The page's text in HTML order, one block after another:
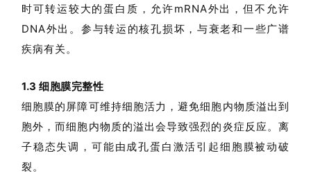
时可转运较大的蛋白质，允许mRNA外出，但不允许
DNA外出。参与转运的核孔损坏，与衰老和一些广谱
疾病有关。
1.3 细胞膜完整性
细胞膜的屏障可维持细胞活力，避免细胞内物质溢出到
胞外，而细胞内物质的溢出会导致强烈的炎症反应。离
子稳态失调，可能由成孔蛋白激活引起细胞膜被动破
裂。